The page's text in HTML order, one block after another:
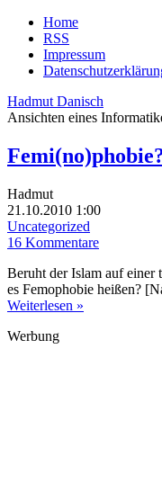
Home
RSS
Impressum
Hadmut Danisch
Ansichten eines
Hadmut
21.10.2010 1:00
Uncategorized
16 Kommentare
Beruht der Islam auf einer
es Femophobie heißen?
Weiterlesen »
Werbung